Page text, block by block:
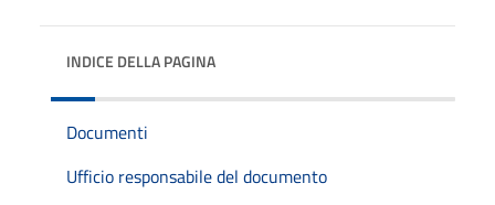
INDICE DELLA PAGINA
Documenti
Ufficio responsabile del documento